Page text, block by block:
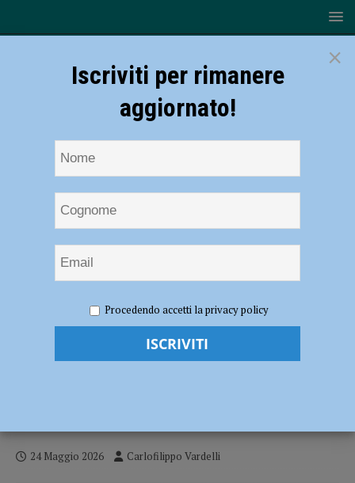
– L’Ares capovolge tutto nel completamente di Gara 2 e vince 11-10,
spingendo Piacenza al terzo posto
Baseball – L’Ares capovolge tutto nel
24 Maggio 2026 Carlofilippo Vardelli
×
Iscriviti per rimanere
aggiornato!
Procedendo accetti la privacy policy